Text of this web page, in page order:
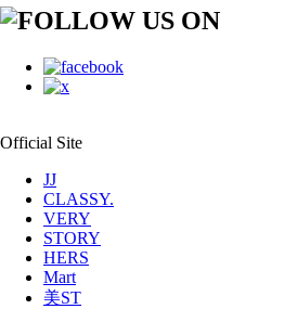
Official Site
JJ
CLASSY.
VERY
STORY
HERS
Mart
美ST